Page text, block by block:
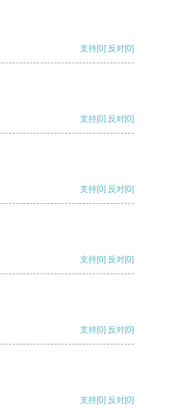
支持[0] 反对[0]
支持[0] 反对[0]
支持[0] 反对[0]
支持[0] 反对[0]
支持[0] 反对[0]
支持[0] 反对[0]